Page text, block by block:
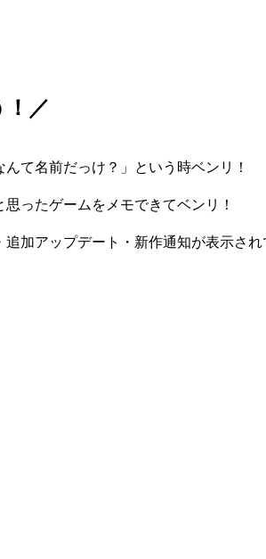
！／
て名前だっけ？」という時ベンリ！
ったゲームをメモできてベンリ！
加アップデート・新作通知が表示され